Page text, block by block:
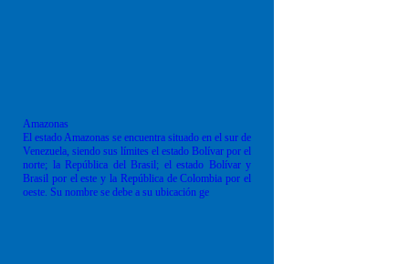
Amazonas
El estado Amazonas se encuentra situado en el sur de
Venezuela, siendo sus límites el estado Bolívar por el
norte; la República del Brasil; el estado Bolívar y
Brasil por el este y la República de Colombia por el
oeste. Su nombre se debe a su ubicación ge